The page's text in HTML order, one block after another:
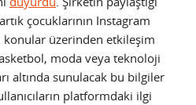
çocuklarının Instagram
konular üzerinden etkileşim
moda veya teknoloji
altında sunulacak bu bilgiler
platformdaki ilgi